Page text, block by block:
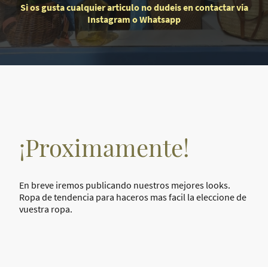
Si os gusta cualquier articulo no dudeis en contactar via
Instagram o Whatsapp
¡Proximamente!
En breve iremos publicando nuestros mejores looks.
Ropa de tendencia para haceros mas facil la eleccione de
vuestra ropa.